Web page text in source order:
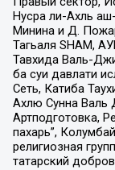
Нусра ли-Ахль
Минина и Д.
Тагьаля SHAM,
Тавхида Валь-
ба суи давлати
Сеть, Катиба
Ахлю Сунна Валь
Артподготовка,
пахарь”,
религиозная
татарский